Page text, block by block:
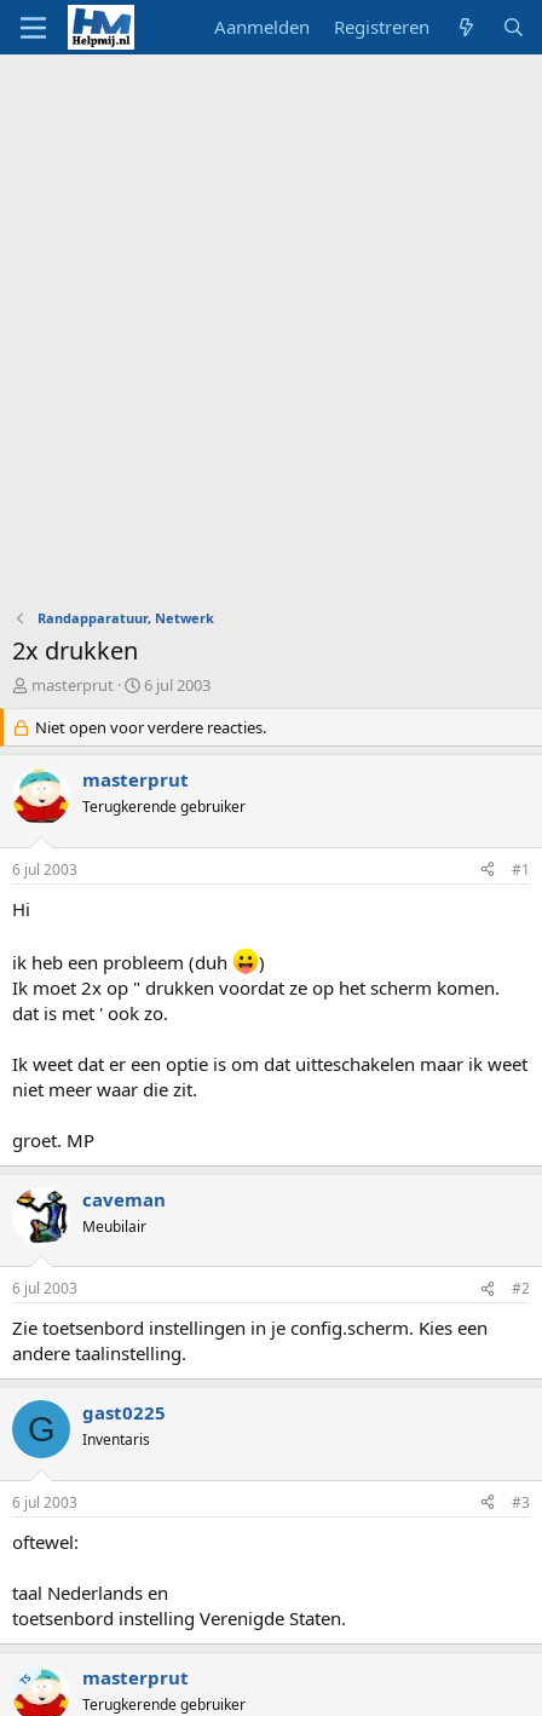
Aanmelden Registreren
Randapparatuur, Netwerk
2x drukken
O
d
e
r
w
e
p
s
t
e
r
masterprut
S
a
r
d
a
m
6 jul 2003
Niet open voor verdere reacties.
masterprut
Terugkerende gebruiker
6 jul 2003 #1
Hi
ik heb een probleem (duh
)
Ik moet 2x op " drukken voordat ze op het scherm komen.
dat is met ' ook zo.
Ik weet dat er een optie is om dat uitteschakelen maar ik weet
niet meer waar die zit.
groet. MP
caveman
Meubilair
6 jul 2003 #2
Zie toetsenbord instellingen in je config.scherm. Kies een
andere taalinstelling.
G gast0225
Inventaris
6 jul 2003 #3
oftewel:
taal Nederlands en
toetsenbord instelling Verenigde Staten.
TS masterprut
Terugkerende gebruiker